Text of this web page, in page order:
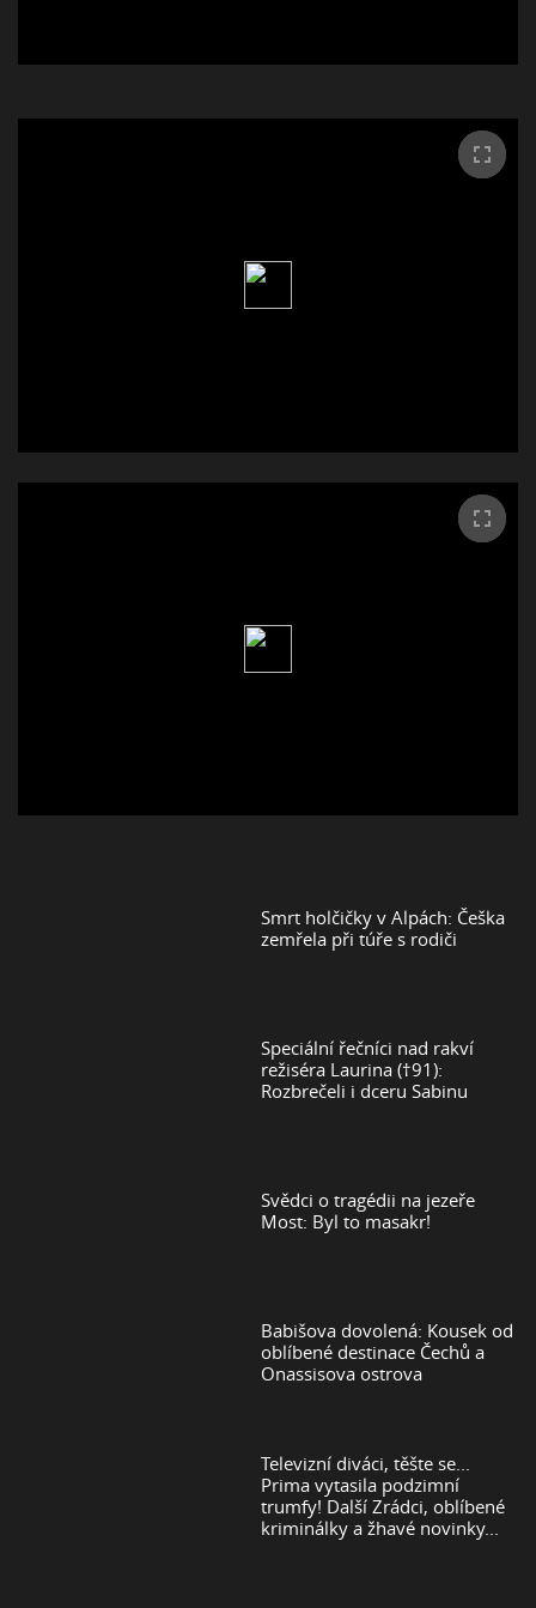
Smrt holčičky v Alpách: Češka
zemřela při túře s rodiči
Speciální řečníci nad rakví
režiséra Laurina (†91):
Rozbrečeli i dceru Sabinu
Svědci o tragédii na jezeře
Most: Byl to masakr!
Babišova dovolená: Kousek od
oblíbené destinace Čechů a
Onassisova ostrova
Televizní diváci, těšte se...
Prima vytasila podzimní
trumfy! Další Zrádci, oblíbené
kriminálky a žhavé novinky...